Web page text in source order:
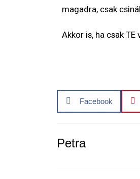
magadra, csak
Akkor is, ha csak TE
Facebook
Petra